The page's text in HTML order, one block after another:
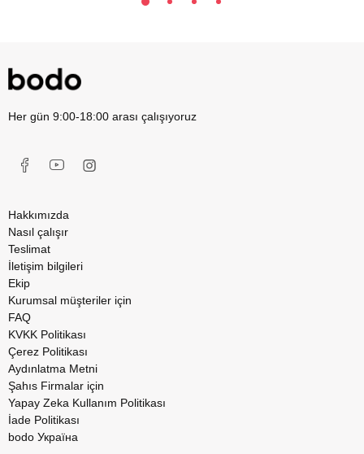
Her gün 9:00-18:00 arası çalışıyoruz
Hakkımızda
Nasıl çalışır
Teslimat
İletişim bilgileri
Ekip
Kurumsal müşteriler için
FAQ
KVKK Politikası
Çerez Politikası
Aydınlatma Metni
Şahıs Firmalar için
Yapay Zeka Kullanım Politikası
İade Politikası
bodo Україна